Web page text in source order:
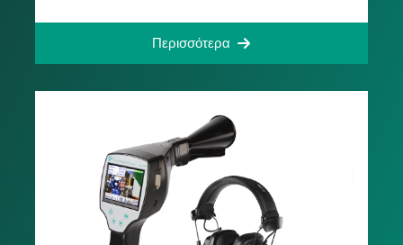
Περισσότερα